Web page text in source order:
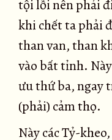
tội lỗi nên phải
khi chết ta phải
than van, than
vào bất tỉnh.
ưu thứ ba, ngay
(phải) cảm thọ.
Này các Tỷ-